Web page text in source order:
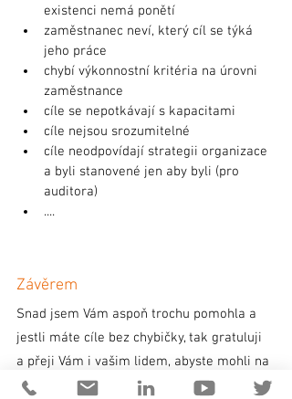
existenci nemá ponětí
zaměstnanec neví, který cíl se týká
jeho práce
chybí výkonnostní kritéria na úrovni
zaměstnance
cíle se nepotkávají s kapacitami
cíle nejsou srozumitelné
cíle neodpovídají strategii organizace
a byli stanovené jen aby byli (pro
auditora)
....
Závěrem
Snad jsem Vám aspoň trochu pomohla a
jestli máte cíle bez chybičky, tak gratuluji
a přeji Vám i vašim lidem, abyste mohli na
konci roku 2023 konstatovat jejich splnění.